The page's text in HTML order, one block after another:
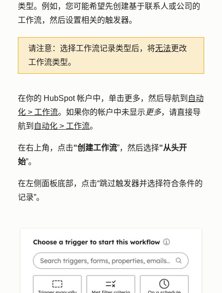
类型。例如，您可能希望先创建基于联系人或公司的
工作流，然后设置相关的触发器。
请注意： 选择工作流记录类型后，将无法更改
工作流类型。
在你的 HubSpot 帐户中，单击更多，然后导航到 自动
化 > 工作流。如果你的帐户中未显示 更多，请直接导
航到 自动化 > 工作流。
在右上角，点击“创建工作流”，然后选择“从头开
始”。
在左侧面板底部，点击“跳过触发器并选择符合条件的
记录”。